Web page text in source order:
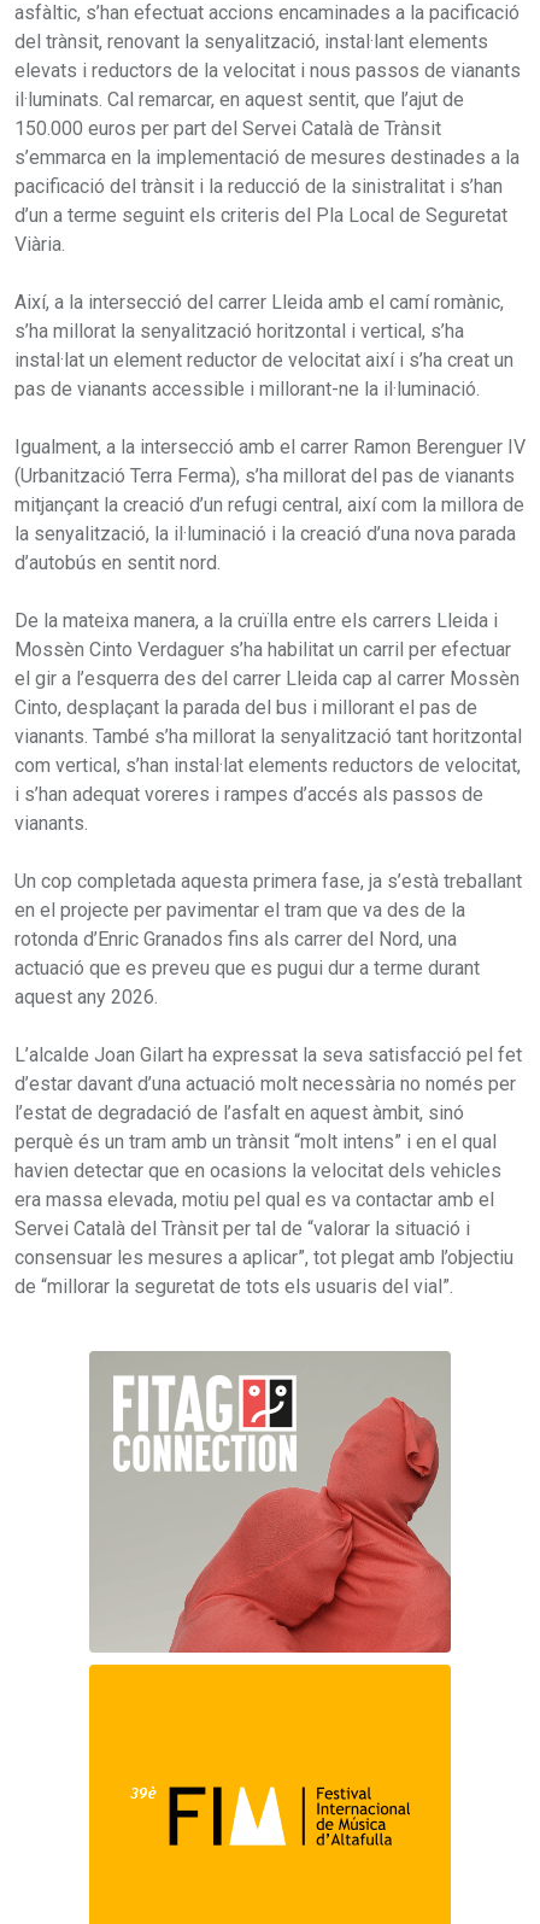
asfàltic, s’han efectuat accions encaminades a la pacificació
del trànsit, renovant la senyalització, instal·lant elements
elevats i reductors de la velocitat i nous passos de vianants
il·luminats. Cal remarcar, en aquest sentit, que l’ajut de
150.000 euros per part del Servei Català de Trànsit
s’emmarca en la implementació de mesures destinades a la
pacificació del trànsit i la reducció de la sinistralitat i s’han
d’un a terme seguint els criteris del Pla Local de Seguretat
Viària.
Així, a la intersecció del carrer Lleida amb el camí romànic,
s’ha millorat la senyalització horitzontal i vertical, s’ha
instal·lat un element reductor de velocitat així i s’ha creat un
pas de vianants accessible i millorant-ne la il·luminació.
Igualment, a la intersecció amb el carrer Ramon Berenguer IV
(Urbanització Terra Ferma), s’ha millorat del pas de vianants
mitjançant la creació d’un refugi central, així com la millora de
la senyalització, la il·luminació i la creació d’una nova parada
d’autobús en sentit nord.
De la mateixa manera, a la cruïlla entre els carrers Lleida i
Mossèn Cinto Verdaguer s’ha habilitat un carril per efectuar
el gir a l’esquerra des del carrer Lleida cap al carrer Mossèn
Cinto, desplaçant la parada del bus i millorant el pas de
vianants. També s’ha millorat la senyalització tant horitzontal
com vertical, s’han instal·lat elements reductors de velocitat,
i s’han adequat voreres i rampes d’accés als passos de
vianants.
Un cop completada aquesta primera fase, ja s’està treballant
en el projecte per pavimentar el tram que va des de la
rotonda d’Enric Granados fins als carrer del Nord, una
actuació que es preveu que es pugui dur a terme durant
aquest any 2026.
L’alcalde Joan Gilart ha expressat la seva satisfacció pel fet
d’estar davant d’una actuació molt necessària no només per
l’estat de degradació de l’asfalt en aquest àmbit, sinó
perquè és un tram amb un trànsit “molt intens” i en el qual
havien detectar que en ocasions la velocitat dels vehicles
era massa elevada, motiu pel qual es va contactar amb el
Servei Català del Trànsit per tal de “valorar la situació i
consensuar les mesures a aplicar”, tot plegat amb l’objectiu
de “millorar la seguretat de tots els usuaris del vial”.